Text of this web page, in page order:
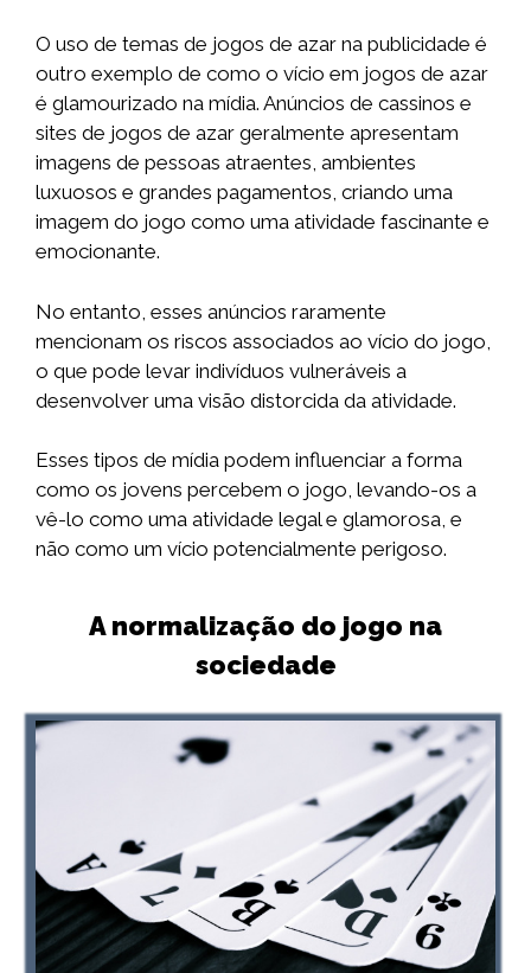
O uso de temas de jogos de azar na publicidade é
outro exemplo de como o vício em jogos de azar
é glamourizado na mídia. Anúncios de cassinos e
sites de jogos de azar geralmente apresentam
imagens de pessoas atraentes, ambientes
luxuosos e grandes pagamentos, criando uma
imagem do jogo como uma atividade fascinante e
emocionante.
No entanto, esses anúncios raramente
mencionam os riscos associados ao vício do jogo,
o que pode levar indivíduos vulneráveis a
desenvolver uma visão distorcida da atividade.
Esses tipos de mídia podem influenciar a forma
como os jovens percebem o jogo, levando-os a
vê-lo como uma atividade legal e glamorosa, e
não como um vício potencialmente perigoso.
A normalização do jogo na
sociedade